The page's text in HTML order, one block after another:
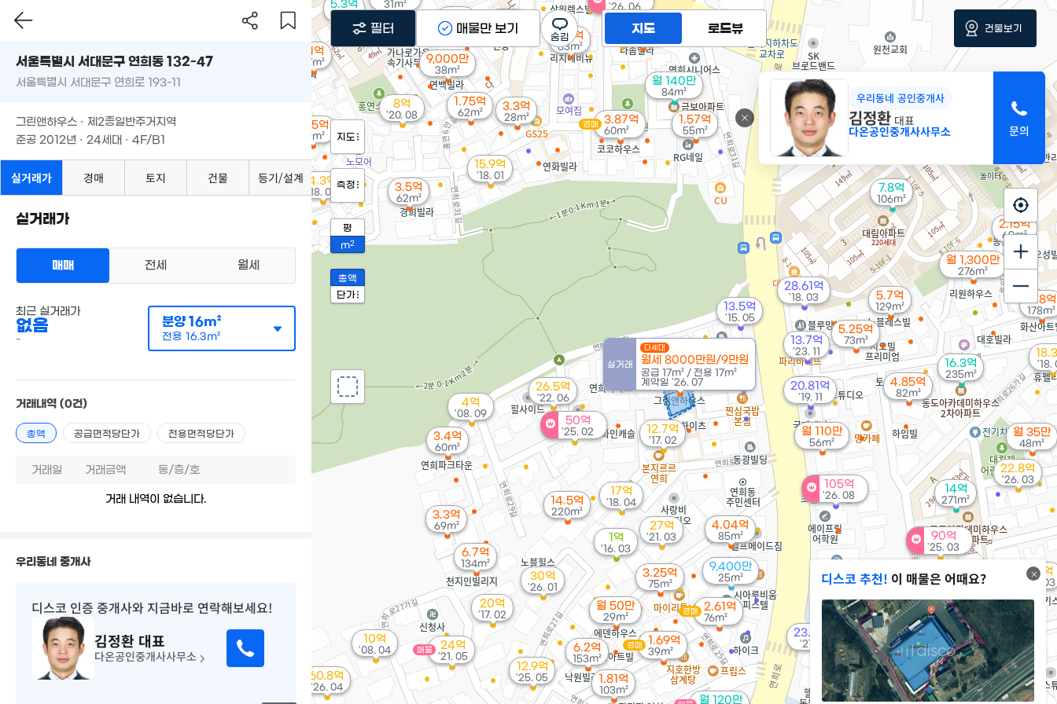
1.69억
39m²
경매
105억
'26. 08
3.87억
60m²
경매
2.61억
76m²
경매
월 1,300만
276m²
실거래
다세대
월세 8000만원/9만원
공급 17m² / 전용 17m²
계약일 '26. 07
35억
'26. 06
'26. 06
월 120만
월 110만
56m²
월 50만
29m²
3.3억
28m²
5.3억
63m²
31m²
7.8억
106m²
월 140만
84m²
60.8억
'26. 04
월 34만
16.3억
235m²
22.8억
'26. 03
24억
'21. 05
매물
3.4억
60m²
3.3억
69m²
30억
'26. 01
5.7억
129m²
9,400만
25m²
5.25억
73m²
12.9억
'25. 05
14.5억
220m²
90억
'25. 03
38m²
6.7억
134m²
11.8억
178m²
50억
'25. 02
4.85억
82m²
6.2억
153m²
67m²
13.7억
'23. 11
월 35만
48m²
3.5억
62m²
9,000만
38m²
3.25억
75m²
1.57억
55m²
3.3억
63m²
26.5억
'22. 06
2.15억
69m²
23.55억
'21. 06
27억
'21. 03
2.95억
49m²
8억
'20. 08
1.75억
62m²
4.04억
85m²
20.81억
'19. 11
4.3억
'18. 08
'18.
17억
'18. 04
28.61억
'18. 03
32억
'18. 03
15.9억
'18. 01
14억
271m²
1.81억
103m²
12.7억
'17. 02
20억
'17. 02
1억
'16. 03
13.5억
'15. 05
9.5억
'13. 11
4억
'08. 09
10억
'08. 04
1.1억
97m²
디스코 추천! 이 매물은 어때요?
우리동네 공인중개사
김정환 대표
다온공인중개사사무소
지도 로드뷰
지도
측정
평
m2
총액
단가
필터 매물만 보기 건물보기
서울특별시 서대문구 연희동 132-47
서울특별시 서대문구 연희로 193-11
그린앤하우스 · 제2종일반주거지역
준공 2012년 · 24세대 · 4F/B1
실거래가 경매 토지 건물 등기/설계
실거래가
매매 전세 월세
최근 실거래가
없음
-
분양16m²
전용 16.3m²
거래내역 (0건)
총액 공급면적당단가 전용면적당단가
거래일 거래금액 동/층/호
거래 내역이 없습니다.
우리동네 중개사
디스코 인증 중개사와 지금바로 연락해보세요!
김정환 대표
다온공인중개사사무소